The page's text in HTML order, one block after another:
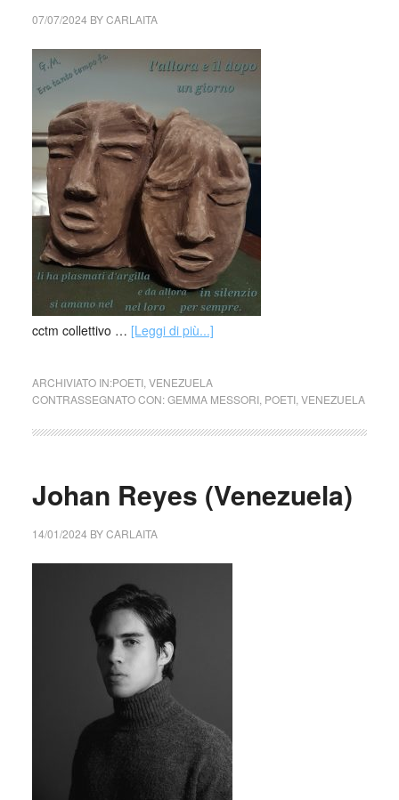
07/07/2024 BYCARLAITA
cctm collettivo … [Leggi di più...]
ARCHIVIATO IN:POETI, VENEZUELA
CONTRASSEGNATO CON:GEMMA MESSORI, POETI, VENEZUELA
Johan Reyes (Venezuela)
14/01/2024 BYCARLAITA